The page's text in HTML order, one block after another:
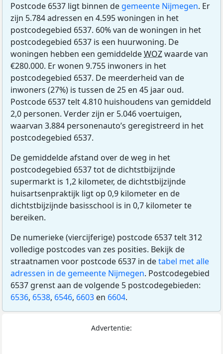
Postcode 6537 ligt binnen de gemeente Nijmegen. Er
zijn 5.784 adressen en 4.595 woningen in het
postcodegebied 6537. 60% van de woningen in het
postcodegebied 6537 is een huurwoning. De
woningen hebben een gemiddeldeWOZwaarde van
€280.000. Er wonen 9.755 inwoners in het
postcodegebied 6537. De meerderheid van de
inwoners (27%) is tussen de 25 en 45 jaar oud.
Postcode 6537 telt 4.810 huishoudens van gemiddeld
2,0 personen. Verder zijn er 5.046 voertuigen,
waarvan 3.884 personenauto’s geregistreerd in het
postcodegebied 6537.
De gemiddelde afstand over de weg in het
postcodegebied 6537 tot de dichtstbijzijnde
supermarkt is 1,2 kilometer, de dichtstbijzijnde
huisartsenpraktijk ligt op 0,9 kilometer en de
dichtstbijzijnde basisschool is in 0,7 kilometer te
bereiken.
De numerieke (viercijferige) postcode 6537 telt 312
volledige postcodes van zes posities. Bekijk de
straatnamen voor postcode 6537 in detabel met alle
adressen in de gemeente Nijmegen. Postcodegebied
6537 grenst aan de volgende 5 postcodegebieden:
6536, 6538, 6546, 6603 en 6604.
Advertentie: